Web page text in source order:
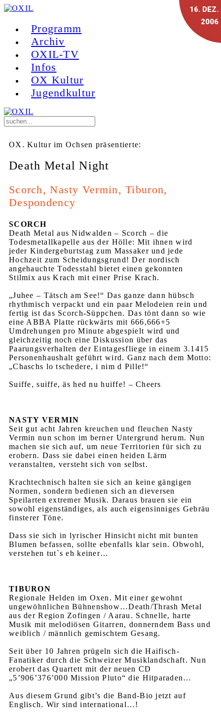
Programm
Archiv
OXIL-TV
Infos
OX Kultur
Jugendkultur
16. DEZ.
2006
OX. Kultur im Ochsen präsentierte:
Death Metal Night
Scorch, Nasty Vermin, Tiburon,
Despondency
SCORCH
Death Metal aus Nidwalden – Scorch – die
Todesmetallkapelle aus der Hölle: Mit ihnen wird
jeder Kindergeburtstag zum Massaker und jede
Hochzeit zum Scheidungsgrund! Der nordisch
angehauchte Todesstahl bietet einen gekonnten
Stilmix aus Krach mit einer Prise Krach.
„Juhee – Tätsch am See!“ Das ganze dann hübsch
rhythmisch verpackt und ein paar Melodeien rein und
fertig ist das Scorch-Süppchen. Das tönt dann so wie
eine ABBA Platte rückwärts mit 666,666+5
Umdrehungen pro Minute abgespielt wird und
gleichzeitig noch eine Diskussion über das
Paarungsverhalten der Eintagesfliege in einem 3.1415
Personenhaushalt geführt wird. Ganz nach dem Motto:
„Chaschs lo tschedere, i nim d Pille!“
Suiffe, suiffe, äs hed nu huiffe! – Cheers
NASTY VERMIN
Seit gut acht Jahren kreuchen und fleuchen Nasty
Vermin nun schon im berner Untergrund herum. Nun
machen sie sich auf, um neue Territorien für sich zu
erobern. Dass sie dabei einen heiden Lärm
veranstalten, versteht sich von selbst.
Krachtechnisch halten sie sich an keine gängigen
Normen, sondern bedienen sich an dieversen
Speilarten extremer Musik. Daraus brauen sie ein
sowohl eigenständiges, als auch eigensinniges Gebräu
finsterer Töne.
Dass sie sich in lyrischer Hinsicht nicht mit bunten
Blumen befassen, sollte ebenfalls klar sein. Obwohl,
verstehen tut`s eh keiner…
TIBURON
Regionale Helden im Oxen. Mit einer gewohnt
ungewöhnlichen Bühnenshow…Death/Thrash Metal
aus der Region Zofingen / Aarau. Schnelle, harte
Musik mit melodiösen Gitarren, donnerndem Bass und
weiblich / männlich gemischtem Gesang.
Seit über 10 Jahren prügeln sich die Haifisch-
Fanatiker durch die Schweizer Musiklandschaft. Nun
erobert das Quartett mit der neuen CD
„5’906’376’000 Mission Pluto“ die Hitparaden…
Aus diesem Grund gibt’s die Band-Bio jetzt auf
Englisch. Wir sind international…!